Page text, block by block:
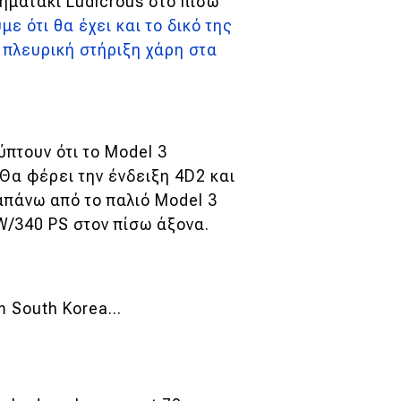
ότι θα έχει και το δικό της
στήριξη χάρη στα
ότι το Model 3
φέρει την ένδειξη 4D2 και
από το παλιό Model 3
340 PS στον πίσω άξονα.
South Korea...